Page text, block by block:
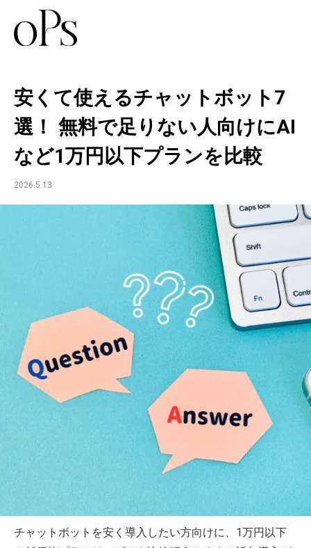
安くて使えるチャットボット7
選！ 無料で足りない人向けにAI
など1万円以下プランを比較
2026.5.13
チャットボットを安く導入したい方向けに、1万円以下